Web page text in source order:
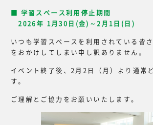
■ 学習スペース利用停止期間
2026年 1月30日(金)～2月1日(日)
いつも学習スペースを利用されている皆
をおかけしてしまい申し訳ありません。
イベント終了後、2月2日（月）より通常
す。
ご理解とご協力をお願いいたします。